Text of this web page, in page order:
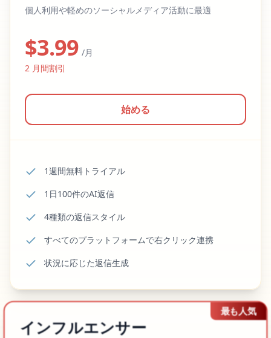
個人利用や軽めのソーシャルメディア活動に最適
$3.99 /月
2 月間割引
始める
1週間無料トライアル
1日100件のAI返信
4種類の返信スタイル
すべてのプラットフォームで右クリック連携
状況に応じた返信生成
最も人気
インフルエンサー